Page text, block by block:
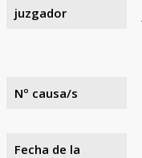
juzgador
Nº causa/s
Fecha de la